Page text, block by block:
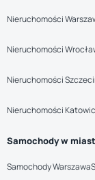
Nieruchomości
Nieruchomości
Nieruchomości
Nieruchomości
Samochody w
Samochody Warszawa